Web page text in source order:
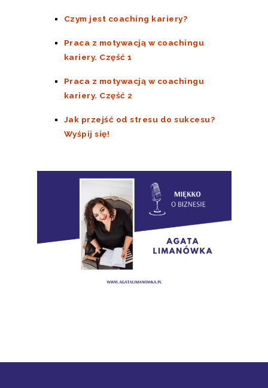
Czym jest coaching kariery?
Praca z motywacją w coachingu
kariery. Część 1
Praca z motywacją w coachingu
kariery. Część 2
Jak przejść od stresu do sukcesu?
Wyśpij się!